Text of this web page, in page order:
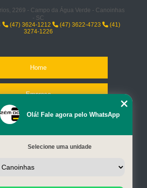
2269 - Campo da Água Verde - Canoinhas
- SC
(47) 3624-1212 (47) 3622-4723
(41)
3274-1226
Home
Empresa
Serviços
Olá! Fale agora pelo WhatsApp
Selecione uma unidade